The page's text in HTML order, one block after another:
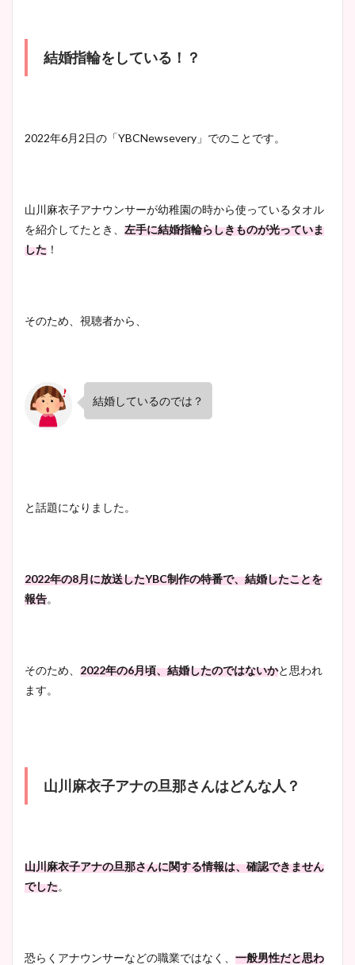
まとめ！足も美脚でカップも
結婚指輪をしている！？
2022年6月2日の「YBCNewsevery」でのことです。
山川麻衣子アナウンサーが幼稚園の時から使っているタオル
を紹介してたとき、 左手に結婚指輪らしきものが光っていま
した ！
そのため、視聴者から、
結婚しているのでは？
と話題になりました。
2022年の8月に放送したYBC制作の特番で、結婚したことを
報告。
そのため、 2022年の6月頃、結婚したのではないかと思われ
ます。
山川麻衣子アナの旦那さんはどんな人？
山川麻衣子アナの旦那さんに関する情報は、確認できません
でした。
恐らくアナウンサーなどの職業ではなく、 一般男性だと思わ